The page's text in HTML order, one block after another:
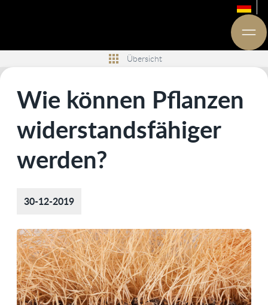
Übersicht
Wie können Pflanzen
widerstandsfähiger
werden?
30-12-2019